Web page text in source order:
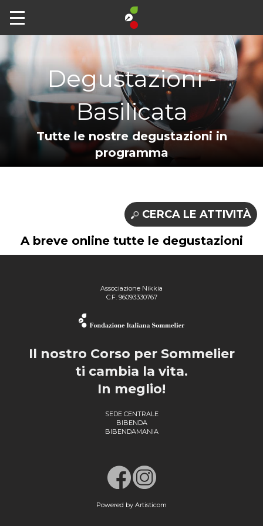
Degustazioni -
Basilicata
Tutte le nostre degustazioni in
programma
CERCA LE ATTIVITÀ
A breve online tutte le degustazioni
Associazione Nikkia
C.F. 96093330767
Il nostro Corso per Sommelier
ti cambia la vita.
In meglio!
SEDE CENTRALE
BIBENDA
BIBENDAMANIA
Powered by Artisticom